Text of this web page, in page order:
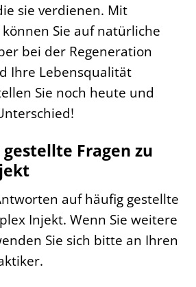
sie verdienen. Mit
Sie auf natürliche
bei der Regeneration
Ihre Lebensqualität
Sie noch heute und
gestellte Fragen zu
auf häufig gestellte
Injekt. Wenn Sie weitere
Sie sich bitte an Ihren